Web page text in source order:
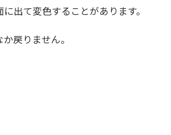
出て変色することがあります。
戻りません。